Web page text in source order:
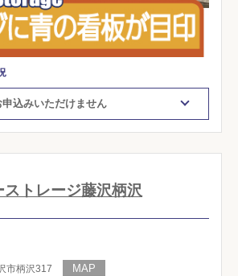
込みいただけません
ストレージ藤沢柄沢
市柄沢317